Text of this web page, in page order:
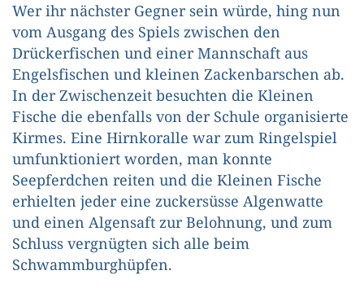
Wer ihr nächster Gegner sein würde, hing nun
vom Ausgang des Spiels zwischen den
Drückerfischen und einer Mannschaft aus
Engelsfischen und kleinen Zackenbarschen ab.
In der Zwischenzeit besuchten die Kleinen
Fische die ebenfalls von der Schule organisierte
Kirmes. Eine Hirnkoralle war zum Ringelspiel
umfunktioniert worden, man konnte
Seepferdchen reiten und die Kleinen Fische
erhielten jeder eine zuckersüsse Algenwatte
und einen Algensaft zur Belohnung, und zum
Schluss vergnügten sich alle beim
Schwammburghüpfen.